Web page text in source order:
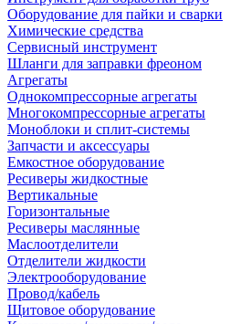
Оборудование для пайки и сварки
Химические средства
Сервисный инструмент
Шланги для заправки фреоном
Агрегаты
Однокомпрессорные агрегаты
Многокомпрессорные агрегаты
Моноблоки и сплит-системы
Запчасти и аксессуары
Емкостное оборудование
Ресиверы жидкостные
Вертикальные
Горизонтальные
Ресиверы маслянные
Маслоотделители
Отделители жидкости
Электрооборудование
Провод/кабель
Щитовое оборудование